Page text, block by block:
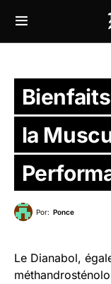
la
Por: Ponce
Le Dianabol,